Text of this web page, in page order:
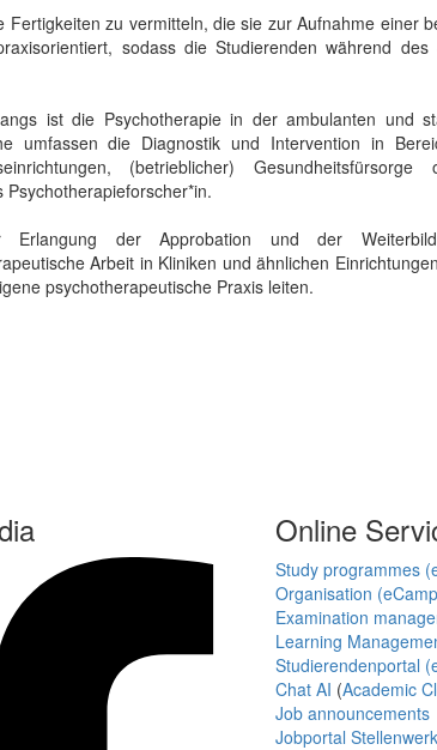
zu vermitteln, die sie zur Aufnahme einer
sodass die Studierenden während des
ist die Psychotherapie in der ambulanten und
umfassen die Diagnostik und Intervention in
(betrieblicher)
Erlangung der Approbation und der
Arbeit in Kliniken und ähnlichen
psychotherapeutische Praxis leiten.
Online
Study programmes
Organisation
Examination
Learning
Studierendenportal
Chat AI (Academic
Job announcements
Jobportal Stellenwerk